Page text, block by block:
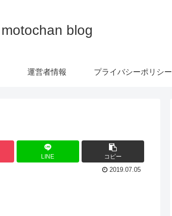
motochan blog
運営者情報 プライバシーポリシー
LINE
コピー
2019.07.05